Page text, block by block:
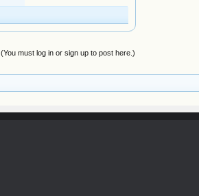
(You must log in or sign up to post here.)